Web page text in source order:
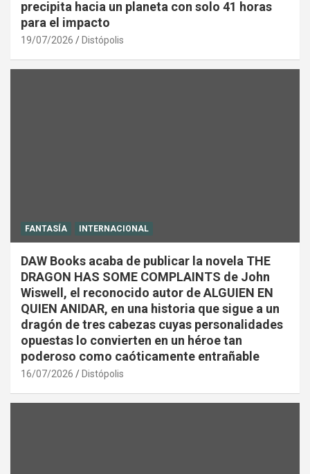
precipita hacia un planeta con solo 41 horas
para el impacto
19/07/2026 Distópolis
FANTASÍA INTERNACIONAL
DAW Books acaba de publicar la novela THE
DRAGON HAS SOME COMPLAINTS de John
Wiswell, el reconocido autor de ALGUIEN EN
QUIEN ANIDAR, en una historia que sigue a un
dragón de tres cabezas cuyas personalidades
opuestas lo convierten en un héroe tan
poderoso como caóticamente entrañable
16/07/2026 Distópolis